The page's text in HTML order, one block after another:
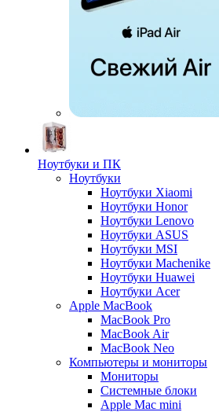
Ноутбуки и ПК
Ноутбуки
Ноутбуки Xiaomi
Ноутбуки Honor
Ноутбуки Lenovo
Ноутбуки ASUS
Ноутбуки MSI
Ноутбуки Machenike
Ноутбуки Huawei
Ноутбуки Acer
Apple MacBook
MacBook Pro
MacBook Air
MacBook Neo
Компьютеры и мониторы
Мониторы
Системные блоки
Apple Mac mini